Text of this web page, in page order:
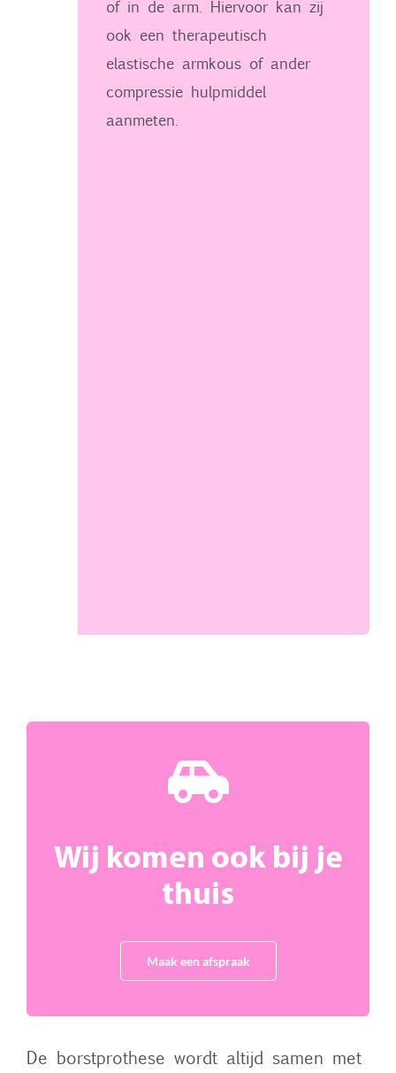
of in de arm. Hiervoor kan zij
ook een therapeutisch
elastische armkous of ander
compressie hulpmiddel
aanmeten.
Wij komen ook bij je
thuis
Maak een afspraak
De borstprothese wordt altijd samen met